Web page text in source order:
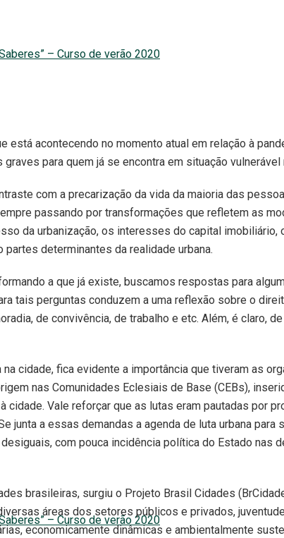
– Curso de verão 2020
– Curso de verão 2020
está acontecendo no momento atual em relação à
para quem já se encontra em situação vulnerável
com a precarização da vida da maioria das
passando por transformações que refletem as
da urbanização, os interesses do capital
determinantes da realidade urbana.
a que já existe, buscamos respostas para
tais perguntas conduzem a uma reflexão sobre o
de convivência, de trabalho e etc. Além, é claro,
cidade, fica evidente a importância que tiveram as
nas Comunidades Eclesiais de Base (CEBs),
Vale reforçar que as lutas eram pautadas por
junta a essas demandas a agenda de luta urbana
com pouca incidência política do Estado
brasileiras, surgiu o Projeto Brasil Cidades
áreas dos setores públicos e privados,
economicamente dinâmicas e ambientalmente